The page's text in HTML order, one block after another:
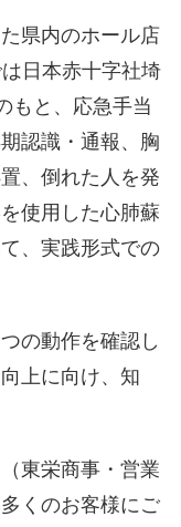
県内のホール店
日本赤十字社埼
もと、応急手当
認識・通報、胸
、倒れた人を発
使用した心肺蘇
、実践形式での
の動作を確認し
上に向け、知
東栄商事・営業
くのお客様にご